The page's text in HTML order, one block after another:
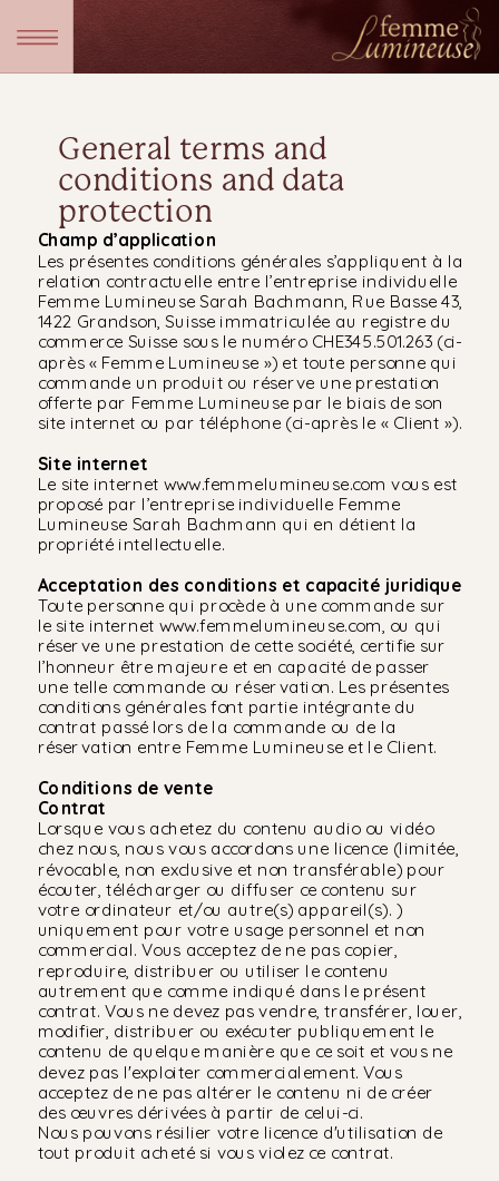
General terms and
conditions and data
protection
Champ d’application
Les présentes conditions générales s’appliquent à la
relation contractuelle entre l’entreprise individuelle
Femme Lumineuse Sarah Bachmann, Rue Basse 43,
1422 Grandson, Suisse immatriculée au registre du
commerce Suisse sous le numéro CHE345.501.263 (ci-
après « Femme Lumineuse ») et toute personne qui
commande un produit ou réserve une prestation
offerte par Femme Lumineuse par le biais de son
site internet ou par téléphone (ci-après le « Client »).
Site internet
Le site internet www.femmelumineuse.com vous est
proposé par l’entreprise individuelle Femme
Lumineuse Sarah Bachmann qui en détient la
propriété intellectuelle.
Acceptation des conditions et capacité juridique
Toute personne qui procède à une commande sur
le site internet www.femmelumineuse.com, ou qui
réserve une prestation de cette société, certifie sur
l’honneur être majeure et en capacité de passer
une telle commande ou réservation. Les présentes
conditions générales font partie intégrante du
contrat passé lors de la commande ou de la
réservation entre Femme Lumineuse et le Client.
Conditions de vente
Contrat
Lorsque vous achetez du contenu audio ou vidéo
chez nous, nous vous accordons une licence (limitée,
révocable, non exclusive et non transférable) pour
écouter, télécharger ou diffuser ce contenu sur
votre ordinateur et/ou autre(s) appareil(s). )
uniquement pour votre usage personnel et non
commercial. Vous acceptez de ne pas copier,
reproduire, distribuer ou utiliser le contenu
autrement que comme indiqué dans le présent
contrat. Vous ne devez pas vendre, transférer, louer,
modifier, distribuer ou exécuter publiquement le
contenu de quelque manière que ce soit et vous ne
devez pas l'exploiter commercialement. Vous
acceptez de ne pas altérer le contenu ni de créer
des œuvres dérivées à partir de celui-ci.
Nous pouvons résilier votre licence d'utilisation de
tout produit acheté si vous violez ce contrat.